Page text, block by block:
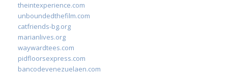
theintexperience.com
unboundedthefilm.com
catfriends-bg.org
marianlives.org
waywardtees.com
pidfloorsexpress.com
bancodevenezuelaen.com